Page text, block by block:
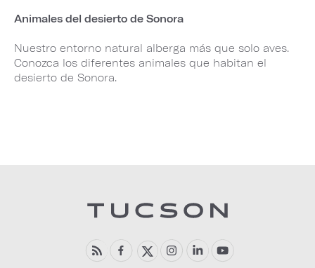
Animales del desierto de Sonora
Nuestro entorno natural alberga más que solo aves.
Conozca los diferentes animales que habitan el
desierto de Sonora.